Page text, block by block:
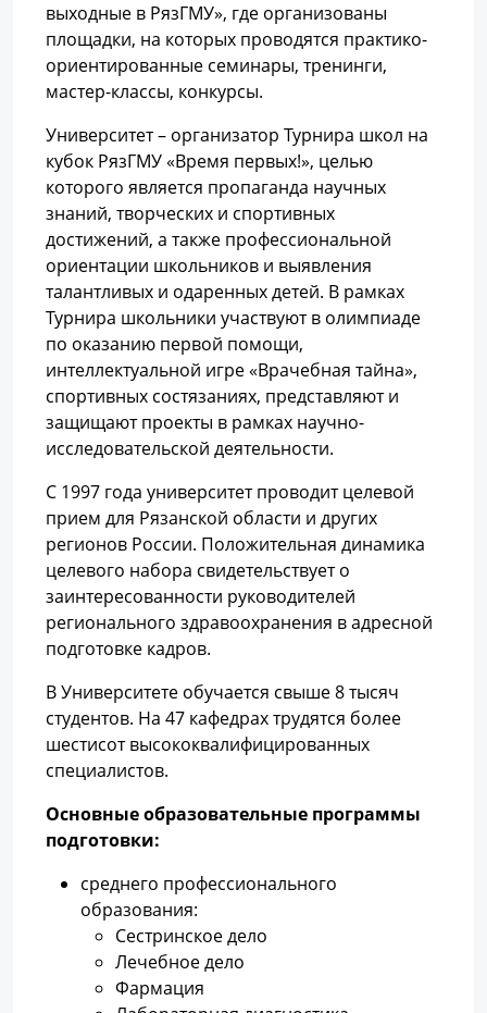
выходные в РязГМУ», где организованы
площадки, на которых проводятся практико-
ориентированные семинары, тренинги,
мастер-классы, конкурсы.
Университет – организатор Турнира школ на
кубок РязГМУ «Время первых!», целью
которого является пропаганда научных
знаний, творческих и спортивных
достижений, а также профессиональной
ориентации школьников и выявления
талантливых и одаренных детей. В рамках
Турнира школьники участвуют в олимпиаде
по оказанию первой помощи,
интеллектуальной игре «Врачебная тайна»,
спортивных состязаниях, представляют и
защищают проекты в рамках научно-
исследовательской деятельности.
С 1997 года университет проводит целевой
прием для Рязанской области и других
регионов России. Положительная динамика
целевого набора свидетельствует о
заинтересованности руководителей
регионального здравоохранения в адресной
подготовке кадров.
В Университете обучается свыше 8 тысяч
студентов. На 47 кафедрах трудятся более
шестисот высококвалифицированных
специалистов.
Основные образовательные программы
подготовки:
среднего профессионального
образования:
Сестринское дело
Лечебное дело
Фармация